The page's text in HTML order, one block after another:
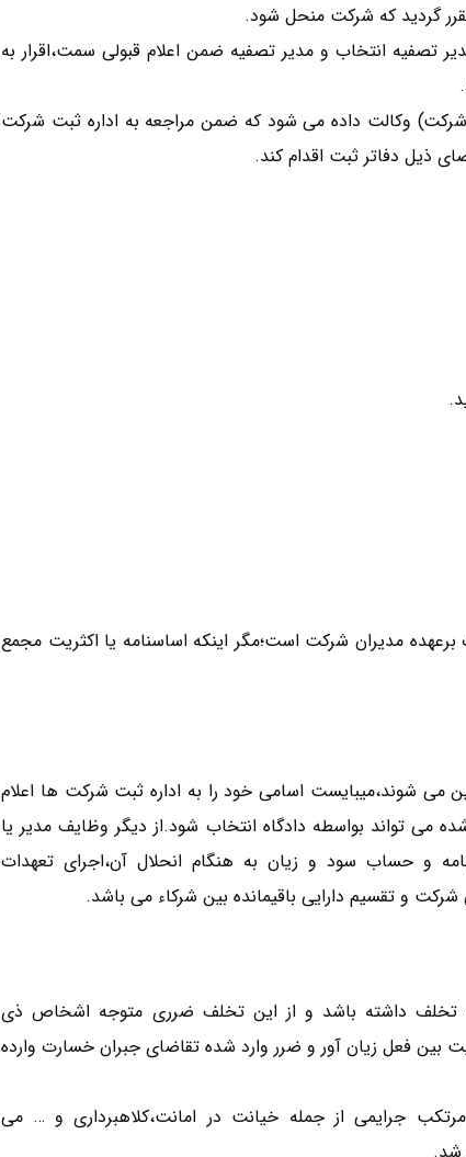
انتخاب و مدیر تصفیه ضمن اعلام قبولی سمت،اقرار به
وکالت داده می شود که ضمن مراجعه به اداره ثبت شرکت
ذیل دفاتر ثبت اقدام کند.
با مسئولیت محدود امر تصفیه براساس ماده ۲۱۳ ق.ت برعهده مدیران شرکت است؛مگر اینکه اساسنامه یا اکثریت مجمع
معین می شوند،میبایست اسامی خود را به اداره ثبت شرکت ها اعلام
می تواند بواسطه دادگاه انتخاب شود.از دیگر وظایف مدیر یا
و حساب سود و زیان به هنگام انحلال آن،اجرای تعهدات
و تقسیم دارایی باقیمانده بین شرکاء می باشد.
تخلف داشته باشد و از این تخلف ضرری متوجه اشخاص ذی
بین فعل زیان آور و ضرر وارد شده تقاضای جبران خسارت وارده
جرایمی از جمله خیانت در امانت،کلاهبرداری و … می